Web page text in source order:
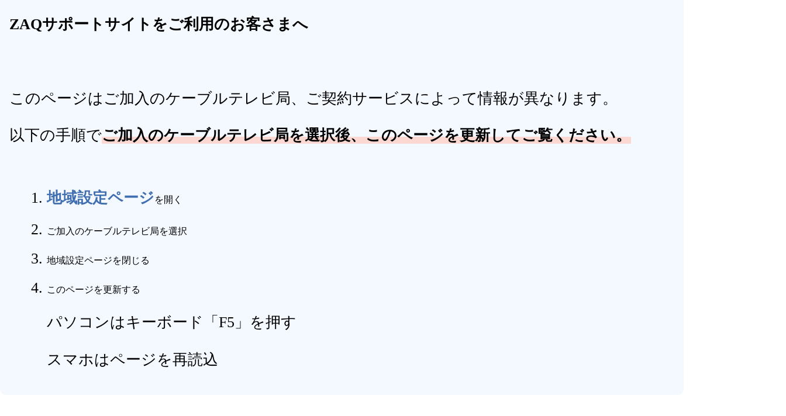
ZAQサポートサイトをご利用のお客さまへ
このページはご加入のケーブルテレビ局、ご契約サービスによって情報が異なります。
以下の手順でご加入のケーブルテレビ局を選択後、このページを更新してご覧ください。
地域設定ページ を開く
ご加入のケーブルテレビ局を選択
地域設定ページを閉じる
このページを更新する
パソコンはキーボード「F5」を押す
スマホはページを再読込